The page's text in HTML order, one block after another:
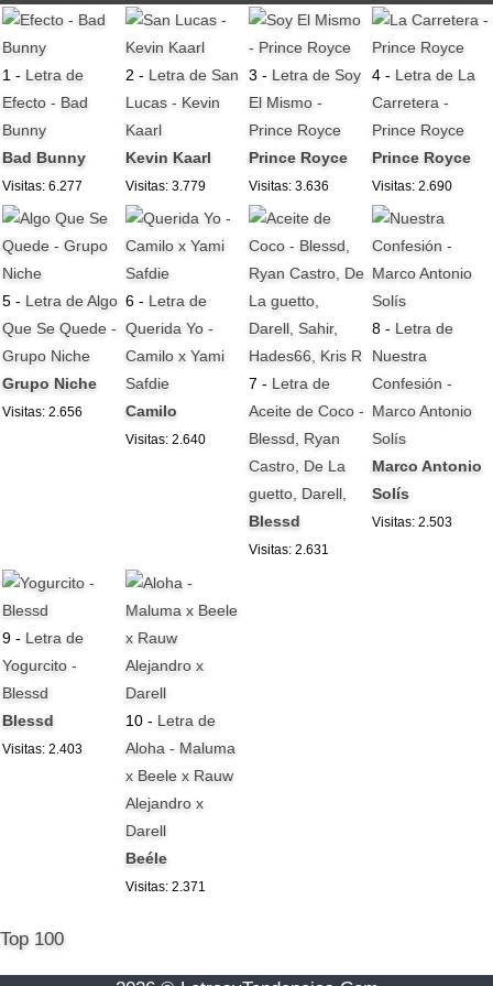
1 - Letra de
Efecto - Bad
Bunny
Bad Bunny
Visitas: 6.277
2 - Letra de San
Lucas - Kevin
Kaarl
Kevin Kaarl
Visitas: 3.779
3 - Letra de Soy
El Mismo -
Prince Royce
Prince Royce
Visitas: 3.636
4 - Letra de La
Carretera -
Prince Royce
Prince Royce
Visitas: 2.690
5 - Letra de Algo
Que Se Quede -
Grupo Niche
Grupo Niche
Visitas: 2.656
6 - Letra de
Querida Yo -
Camilo x Yami
Safdie
Camilo
Visitas: 2.640
7 - Letra de
Aceite de Coco -
Blessd, Ryan
Castro, De La
guetto, Darell,
Blessd
Visitas: 2.631
8 - Letra de
Nuestra
Confesión -
Marco Antonio
Solís
Marco Antonio
Solís
Visitas: 2.503
9 - Letra de
Yogurcito -
Blessd
Blessd
Visitas: 2.403
10 - Letra de
Aloha - Maluma
x Beele x Rauw
Alejandro x
Darell
Beéle
Visitas: 2.371
Top 100